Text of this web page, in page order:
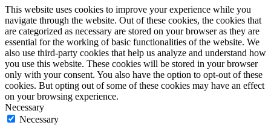
This website uses cookies to improve your experience while you
navigate through the website. Out of these cookies, the cookies that
are categorized as necessary are stored on your browser as they are
essential for the working of basic functionalities of the website. We
also use third-party cookies that help us analyze and understand how
you use this website. These cookies will be stored in your browser
only with your consent. You also have the option to opt-out of these
cookies. But opting out of some of these cookies may have an effect
on your browsing experience.
Necessary
Necessary